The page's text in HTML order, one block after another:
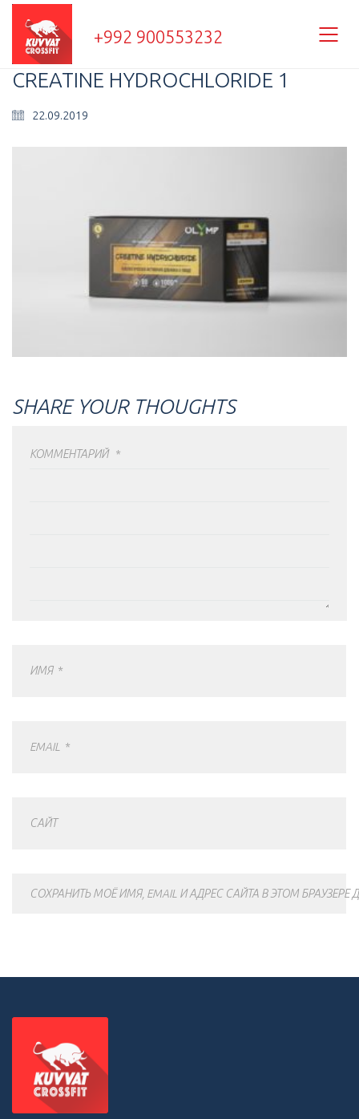
+992 900553232
CREATINE HYDROCHLORIDE 1
22.09.2019
SHARE YOUR THOUGHTS
КОММЕНТАРИЙ *
ИМЯ *
EMAIL *
САЙТ
СОХРАНИТЬ МОЁ ИМЯ, EMAIL И АДРЕС САЙТА В ЭТОМ